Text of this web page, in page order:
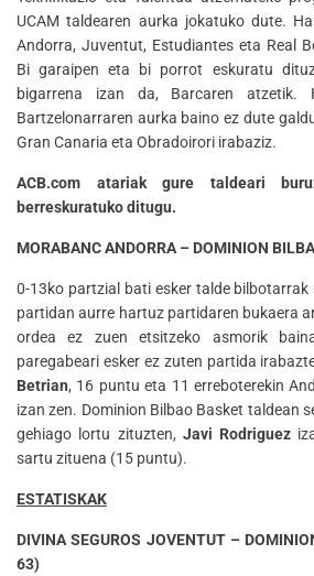
UCAM taldearen aurka jokatuko dute.
Andorra, Juventut, Estudiantes eta Real
Bi garaipen eta bi porrot eskuratu
bigarrena izan da, Barcaren atzetik.
Bartzelonarraren aurka baino ez dute
Gran Canaria eta Obradoirori irabaziz.
ACB.com atariak gure taldeari
berreskuratuko ditugu.
MORABANC ANDORRA – DOMINION
0-13ko partzial bati esker talde bilbotarrak
partidan aurre hartuz partidaren bukaera
ordea ez zuen etsitzeko asmorik
paregabeari esker ez zuten partida
Betrian, 16 puntu eta 11 erreboterekin
izan zen. Dominion Bilbao Basket taldean
gehiago lortu zituzten, Javi Rodriguez
sartu zituena (15 puntu).
ESTATISKAK
DIVINA SEGUROS JOVENTUT –
63)